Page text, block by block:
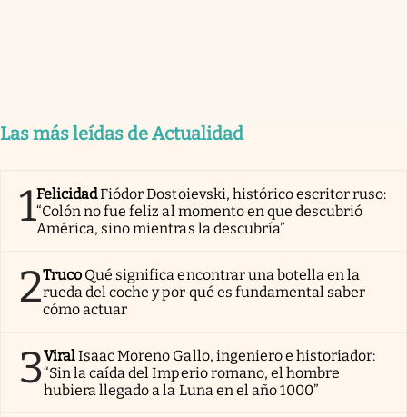
Las más leídas de Actualidad
1FelicidadFiódor Dostoievski, histórico escritor ruso:
“Colón no fue feliz al momento en que descubrió
América, sino mientras la descubría”
2Truco Qué significa encontrar una botella en la
rueda del coche y por qué es fundamental saber
cómo actuar
3ViralIsaac Moreno Gallo, ingeniero e historiador:
“Sin la caída del Imperio romano, el hombre
hubiera llegado a la Luna en el año 1000”